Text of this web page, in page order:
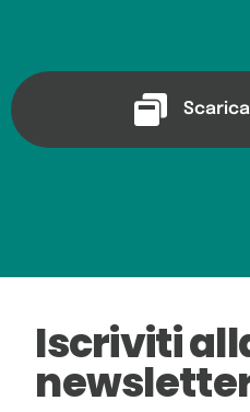
Iscriviti